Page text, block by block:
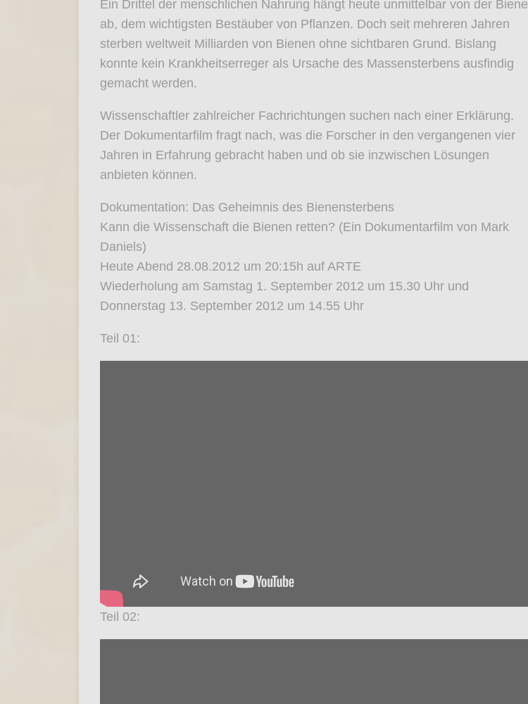
Ein Drittel der menschlichen Nahrung hängt heute unmittelbar von der Biene
ab, dem wichtigsten Bestäuber von Pflanzen. Doch seit mehreren Jahren
sterben weltweit Milliarden von Bienen ohne sichtbaren Grund. Bislang
konnte kein Krankheitserreger als Ursache des Massensterbens ausfindig
gemacht werden.
Wissenschaftler zahlreicher Fachrichtungen suchen nach einer Erklärung.
Der Dokumentarfilm fragt nach, was die Forscher in den vergangenen vier
Jahren in Erfahrung gebracht haben und ob sie inzwischen Lösungen
anbieten können.
Dokumentation: Das Geheimnis des Bienensterbens
Kann die Wissenschaft die Bienen retten? (Ein Dokumentarfilm von Mark
Daniels)
Heute Abend 28.08.2012 um 20:15h auf ARTE
Wiederholung am Samstag 1. September 2012 um 15.30 Uhr und
Donnerstag 13. September 2012 um 14.55 Uhr
Teil 01:
Teil 02: